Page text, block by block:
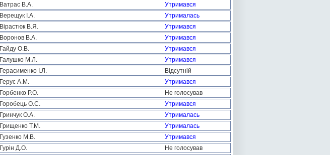
Ватрас В.А.
Утримався
Верещук І.А.
Утрималась
Вірастюк В.Я.
Утримався
Воронов В.А.
Утримався
Гайду О.В.
Утримався
Галушко М.Л.
Утримався
Герасименко І.Л.
Відсутній
Герус А.М.
Утримався
Горбенко Р.О.
Не голосував
Горобець О.С.
Утримався
Гринчук О.А.
Утрималась
Грищенко Т.М.
Утрималась
Гузенко М.В.
Утримався
Гурін Д.О.
Не голосував